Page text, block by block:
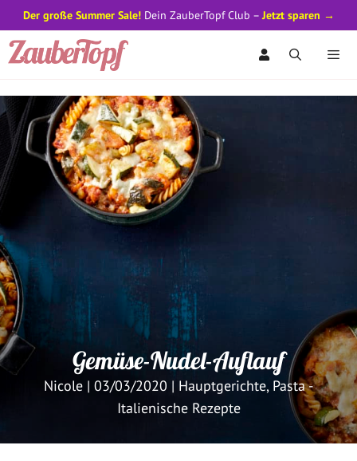
Zum
Inhalt
Gemüse-Nudel-Auflauf
Nicole | 03/03/2020 | Hauptgerichte, Pasta -
Italienische Rezepte
Der große Summer Sale!Dein ZauberTopf Club –Jetzt sparen →